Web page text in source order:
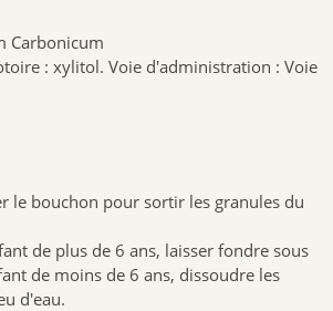
Carbonicum
: xylitol. Voie d'administration : Voie
le bouchon pour sortir les granules du
de plus de 6 ans, laisser fondre sous
de moins de 6 ans, dissoudre les
d'eau.